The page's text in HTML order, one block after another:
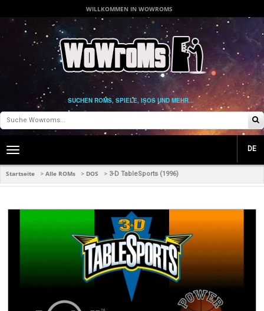
WILLKOMMEN IN WOWROMS
SUCHEN ROMS, SPIELE, ISOS UND MEHR...
Toggle
navigation
DE
Startseite > Alle ROMs > DOS > 3-D TableSports (1996)